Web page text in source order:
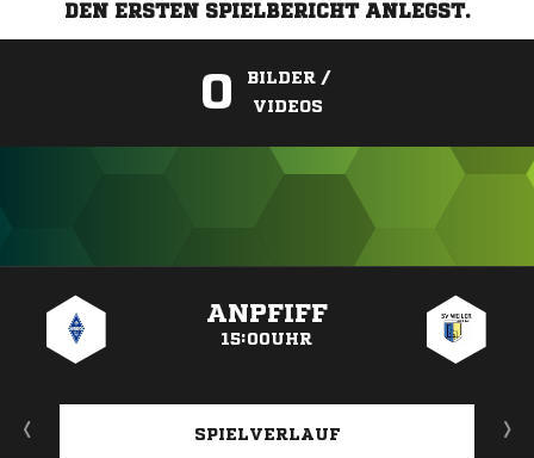
DEN ERSTEN SPIELBERICHT ANLEGST.
0
BILDER /
VIDEOS
ANPFIFF
15:00UHR
SPIELVERLAUF